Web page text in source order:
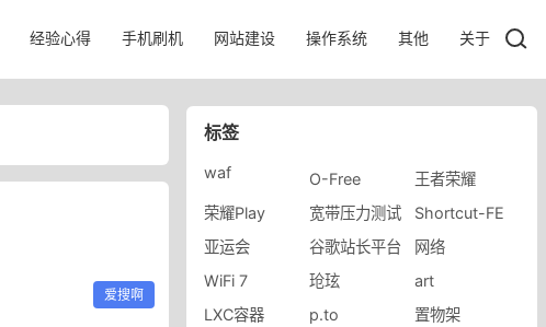
经验心得 手机刷机 网站建设 操作系统 其他 关于
爱搜啊
标签
waf O-Free
王者荣耀
荣耀Play
宽带压力测试
Shortcut-FE
亚运会
谷歌站长平台
网络
WiFi 7
玱玹
art
LXC容器
p.to
置物架